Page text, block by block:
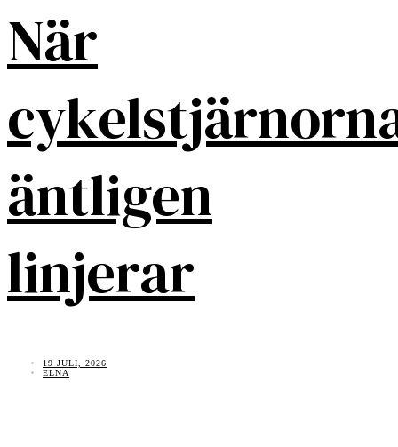
När
äntligen
linjerar
19 JULI, 2026
ELNA